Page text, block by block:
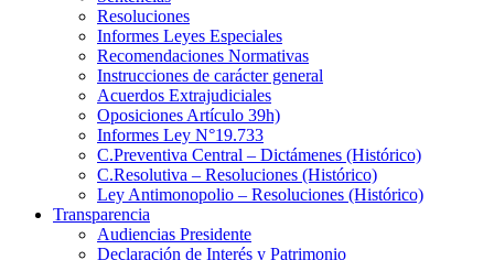
Resoluciones
Informes Leyes Especiales
Recomendaciones Normativas
Instrucciones de carácter general
Acuerdos Extrajudiciales
Oposiciones Artículo 39h)
Informes Ley N°19.733
C.Preventiva Central – Dictámenes (Histórico)
C.Resolutiva – Resoluciones (Histórico)
Ley Antimonopolio – Resoluciones (Histórico)
Transparencia
Audiencias Presidente
Declaración de Interés y Patrimonio